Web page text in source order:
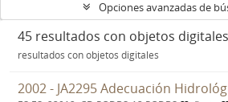
Opciones avanzadas de
45 resultados con objetos digitales
resultados con objetos digitales
2002 - JA2295 Adecuación